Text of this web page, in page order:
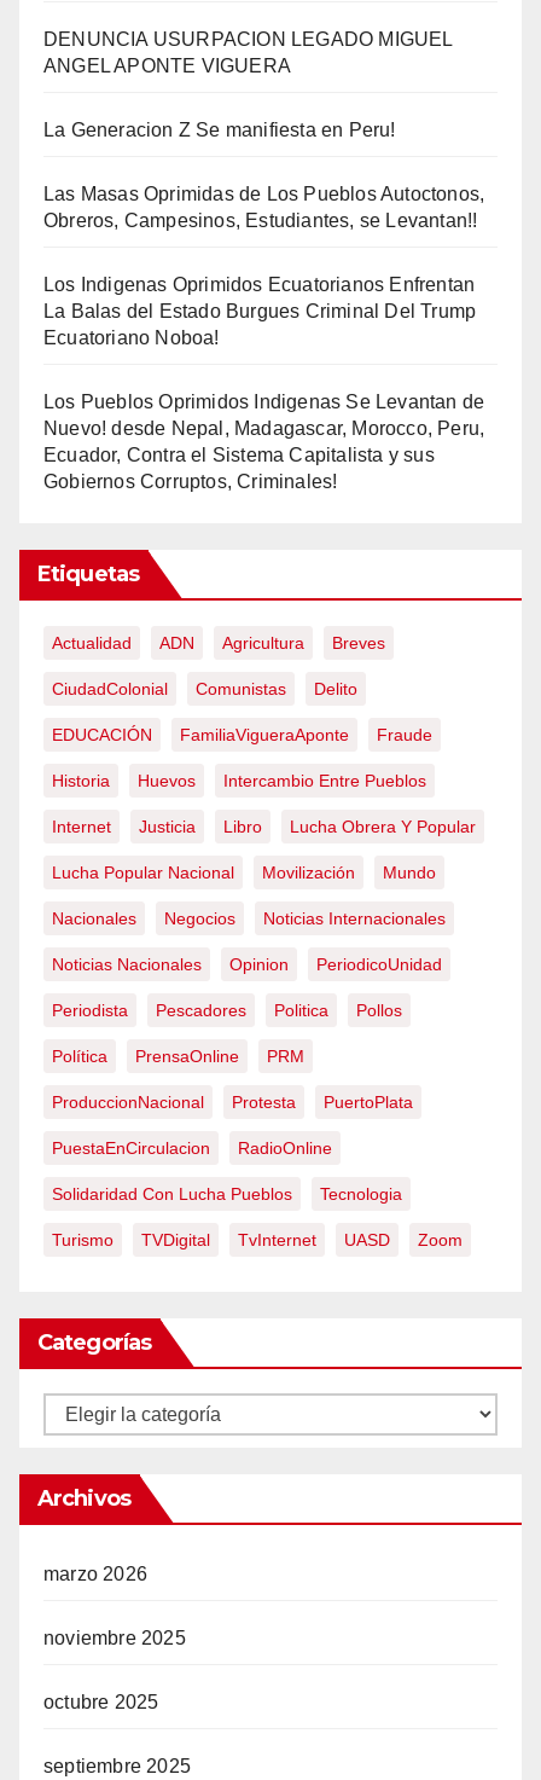
DENUNCIA USURPACION LEGADO MIGUEL
ANGEL APONTE VIGUERA
La Generacion Z Se manifiesta en Peru!
Las Masas Oprimidas de Los Pueblos Autoctonos,
Obreros, Campesinos, Estudiantes, se Levantan!!
Los Indigenas Oprimidos Ecuatorianos Enfrentan
La Balas del Estado Burgues Criminal Del Trump
Ecuatoriano Noboa!
Los Pueblos Oprimidos Indigenas Se Levantan de
Nuevo! desde Nepal, Madagascar, Morocco, Peru,
Ecuador, Contra el Sistema Capitalista y sus
Gobiernos Corruptos, Criminales!
Etiquetas
Actualidad ADN Agricultura Breves
CiudadColonial Comunistas Delito
EDUCACIÓN FamiliaVigueraAponte Fraude
Historia Huevos Intercambio Entre Pueblos
Internet Justicia Libro Lucha Obrera Y Popular
Lucha Popular Nacional Movilización Mundo
Nacionales Negocios Noticias Internacionales
Noticias Nacionales Opinion PeriodicoUnidad
Periodista Pescadores Politica Pollos
Política PrensaOnline PRM
ProduccionNacional Protesta PuertoPlata
PuestaEnCirculacion RadioOnline
Solidaridad Con Lucha Pueblos Tecnologia
Turismo TVDigital TvInternet UASD Zoom
Categorías
Categorías
Archivos
marzo 2026
noviembre 2025
octubre 2025
septiembre 2025